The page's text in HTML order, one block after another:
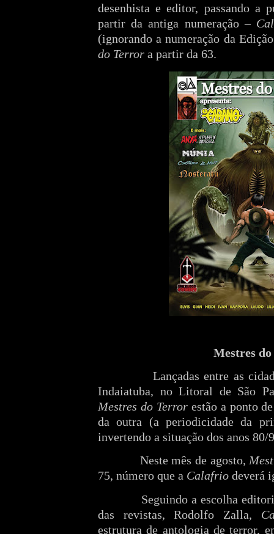
desenhista e editor, passando a
partir da antiga numeração –
(ignorando a numeração da
do Terror a partir da 63.
Mestres
Lançadas entre as
Indaiatuba, no Litoral de São
Mestres do Terrorestão a ponto
da outra (a periodicidade da
invertendo a situação dos anos 80/
Neste mês de agosto,
75, número que a Calafrio deverá
Seguindo a escolha
das revistas, Rodolfo Zalla,
estrutura de antologia de terror,